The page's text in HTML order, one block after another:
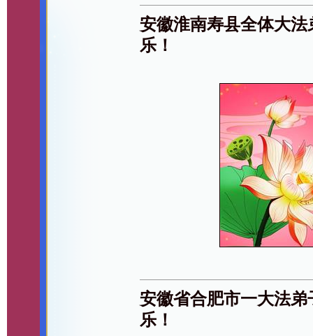
安徽淮南寿县全体大
乐！
安徽省合肥市一大法
乐！